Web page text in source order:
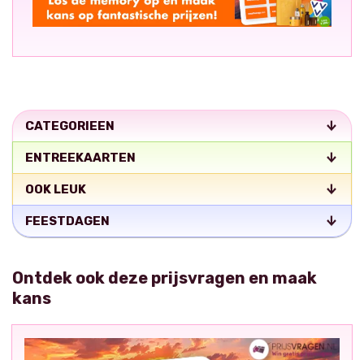
CATEGORIEEN
ENTREEKAARTEN
OOK LEUK
FEESTDAGEN
Ontdek ook deze prijsvragen en maak
kans